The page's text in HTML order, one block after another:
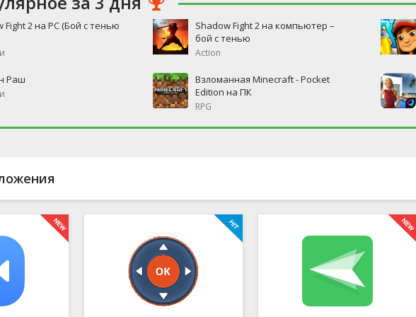
Fight 2 на PC (Бой с тенью
Shadow Fight 2 на компьютер –
бой с тенью
Action
Раш
Взломанная Minecraft - Pocket
Edition на ПК
RPG